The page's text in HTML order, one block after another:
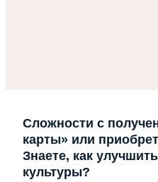
Сложности с
карты» или
Знаете, как
культуры?